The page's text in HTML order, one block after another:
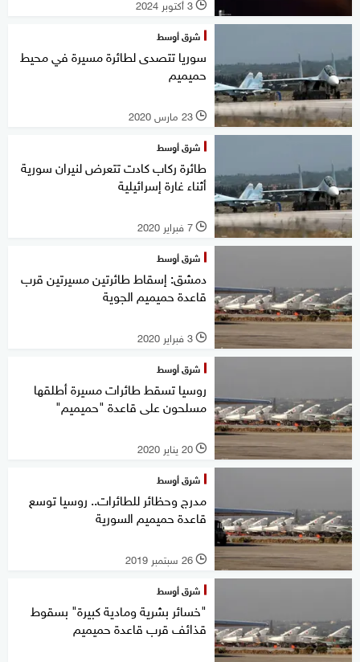
l 3 أكتوبر 2024
شرق أوسط
سوريا تتصدى لطائرة مسيرة في محيط
حميميم
l 23 مارس 2020
شرق أوسط
طائرة ركاب كادت تتعرض لنيران سورية
أثناء غارة إسرائيلية
l 7 فبراير 2020
شرق أوسط
دمشق: إسقاط طائرتين مسيرتين قرب
قاعدة حميميم الجوية
l 3 فبراير 2020
شرق أوسط
روسيا تسقط طائرات مسيرة أطلقها
مسلحون على قاعدة "حميميم"
l 20 يناير 2020
شرق أوسط
مدرج وحظائر للطائرات.. روسيا توسع
قاعدة حميميم السورية
l 26 سبتمبر 2019
شرق أوسط
"خسائر بشرية ومادية كبيرة" بسقوط
قذائف قرب قاعدة حميميم